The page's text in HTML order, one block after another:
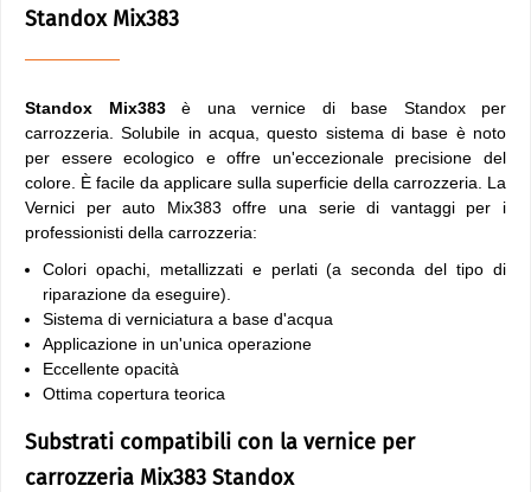
Standox Mix383
Standox Mix383è una vernice di base Standox per
carrozzeria. Solubile in acqua, questo sistema di base è noto
per essere ecologico e offre un'eccezionale precisione del
colore. È facile da applicare sulla superficie della carrozzeria. La
Vernici per auto Mix383 offre una serie di vantaggi per i
professionisti della carrozzeria:
Colori opachi, metallizzati e perlati (a seconda del tipo di
riparazione da eseguire).
Sistema di verniciatura a base d'acqua
Applicazione in un'unica operazione
Eccellente opacità
Ottima copertura teorica
Substrati compatibili con la vernice per
carrozzeria Mix383 Standox